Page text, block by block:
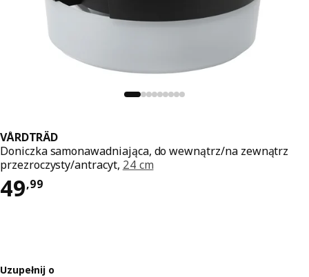
VÅRDTRÄD
Doniczka samonawadniająca, do wewnątrz/na zewnątrz
przezroczysty/antracyt, 24 cm
49,99
Cena 49,99
Uzupełnij o